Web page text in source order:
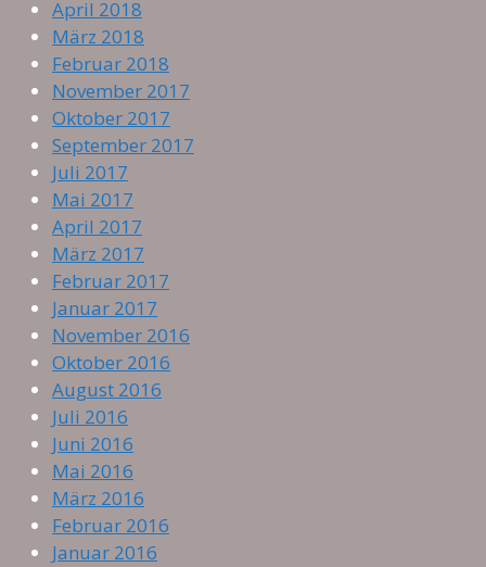
April 2018
März 2018
Februar 2018
November 2017
Oktober 2017
September 2017
Juli 2017
Mai 2017
April 2017
März 2017
Februar 2017
Januar 2017
November 2016
Oktober 2016
August 2016
Juli 2016
Juni 2016
Mai 2016
März 2016
Februar 2016
Januar 2016